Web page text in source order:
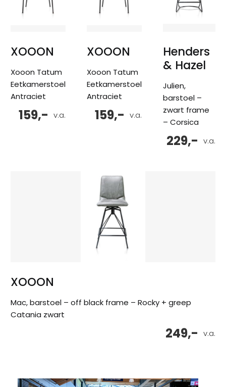
XOOON
Xooon Tatum
Eetkamerstoel
Antraciet
v.a.
159,-
XOOON
Xooon Tatum
Eetkamerstoel
Antraciet
v.a.
159,-
Henders
& Hazel
Julien,
barstoel –
zwart frame
– Corsica
v.a.
229,-
XOOON
Mac, barstoel – off black frame – Rocky + greep
Catania zwart
v.a.
249,-